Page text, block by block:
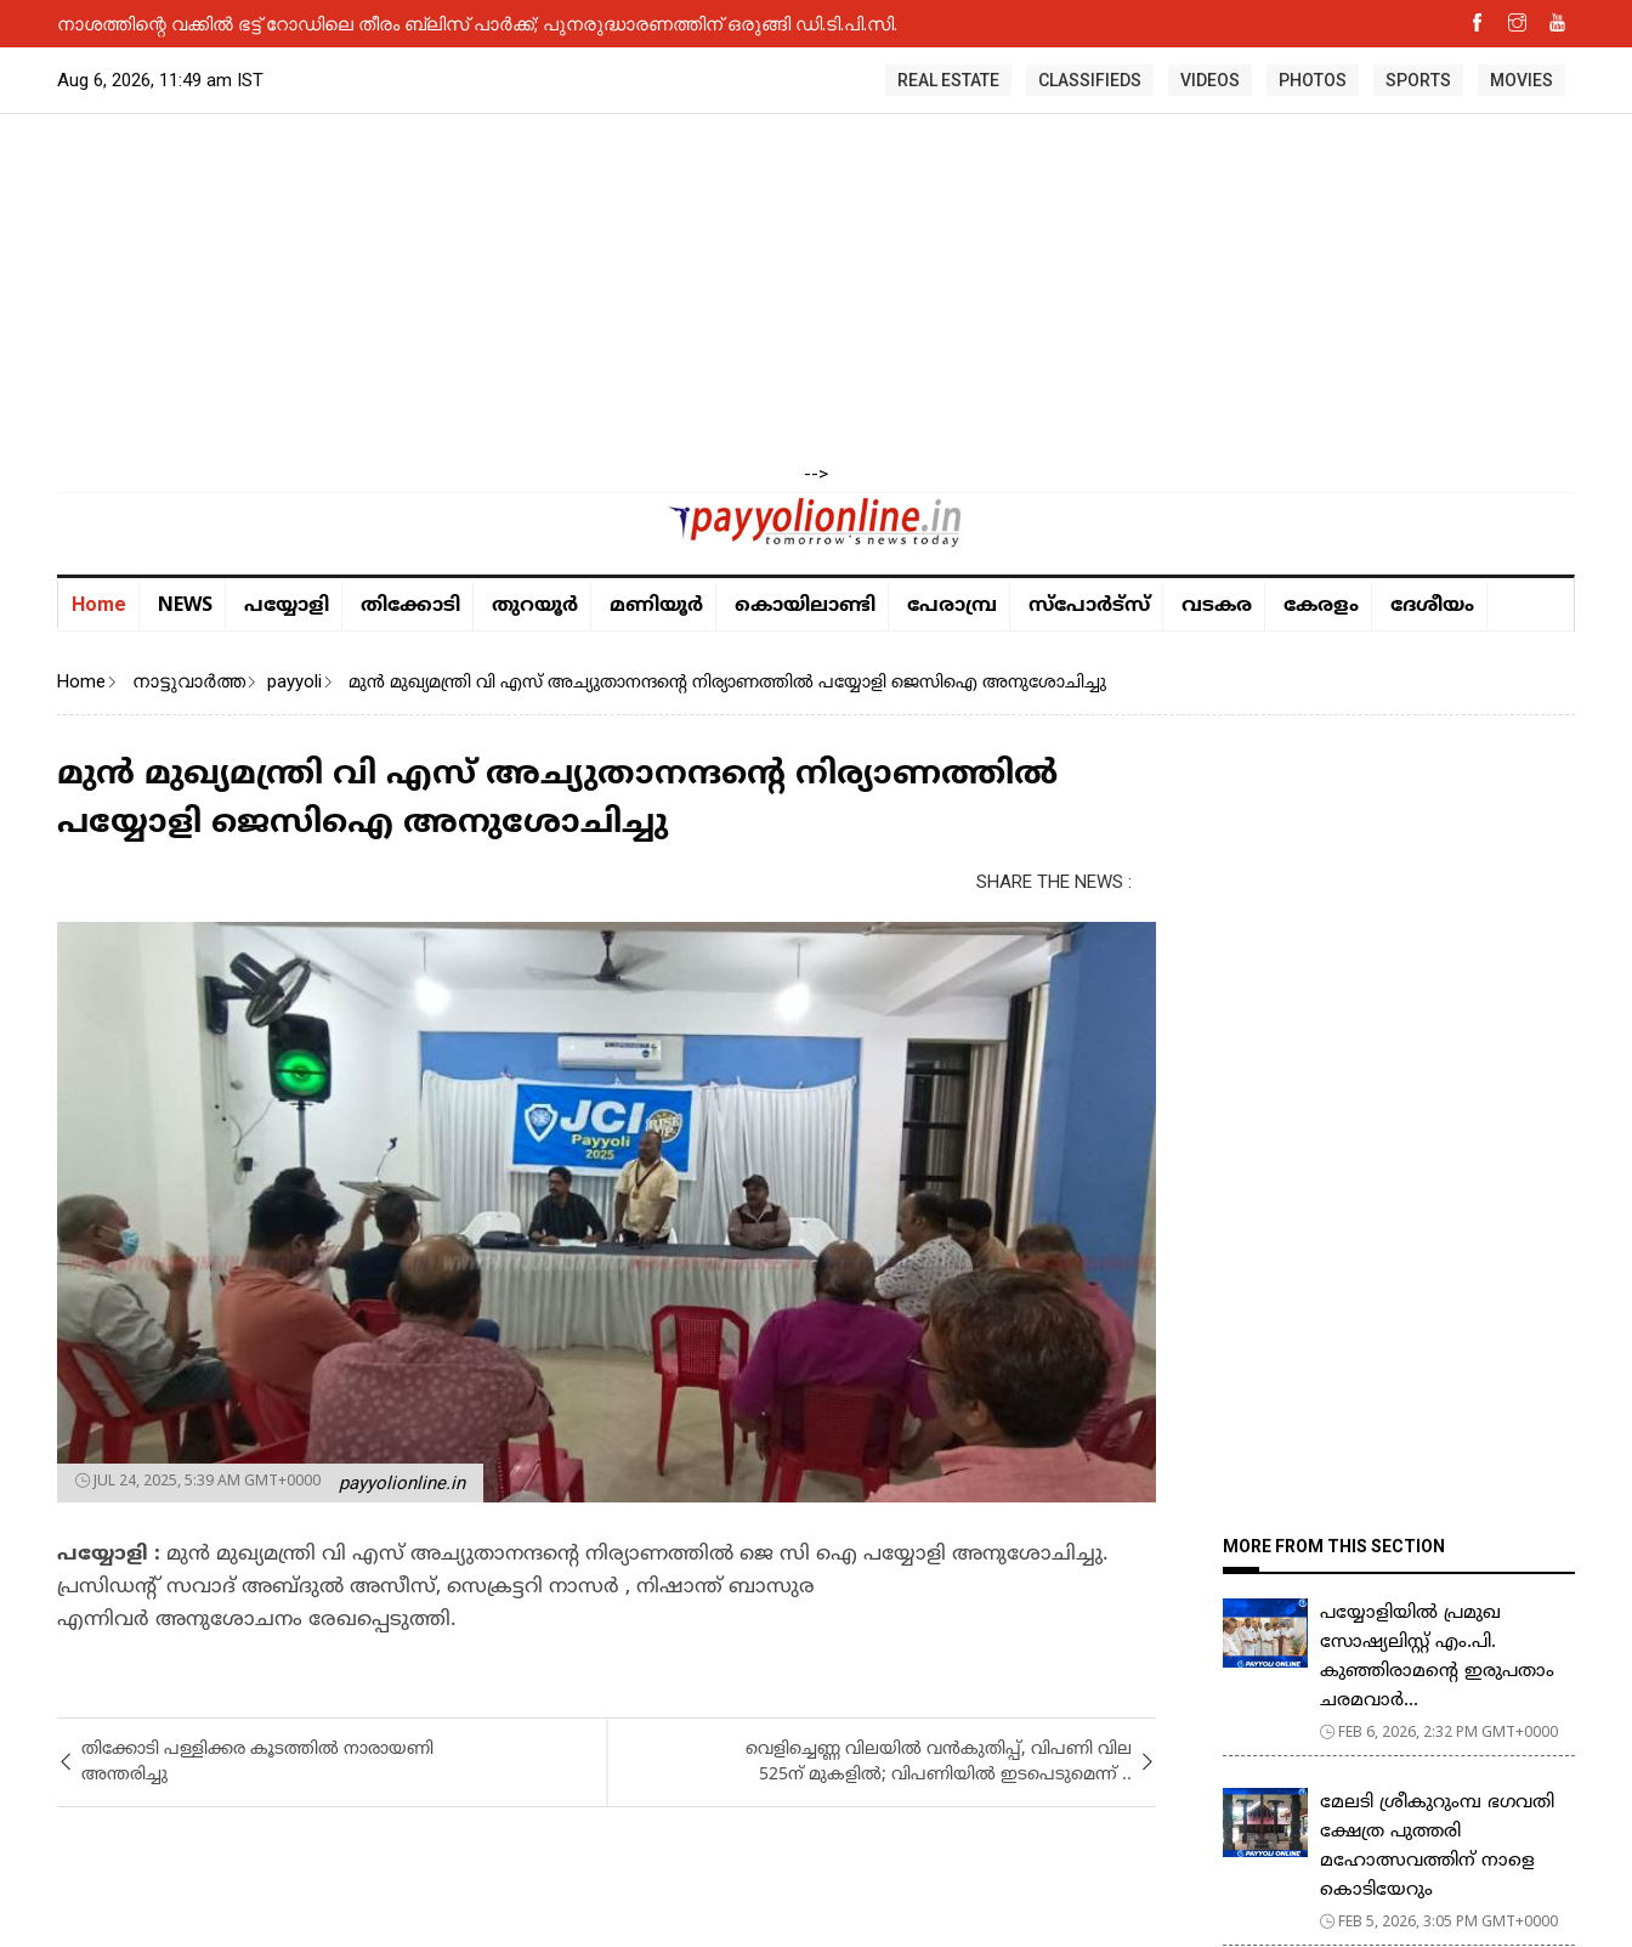
നാശത്തിന്റെ വക്കിൽ ഭട്ട് റോഡിലെ തീരം ബ്ലിസ് പാർക്ക്; പുനരുദ്ധാരണത്തിന് ഒരുങ്ങി ഡി.ടി.പി.സി.
Aug 6, 2026, 11:49 am IST REAL ESTATE CLASSIFIEDS VIDEOS PHOTOS SPORTS MOVIES
-->
Home NEWS പയ്യോളി തിക്കോടി തുറയൂര്‍ മണിയൂര്‍ കൊയിലാണ്ടി പേരാമ്പ്ര സ്പോർട്സ് വടകര കേരളം ദേശീയം
Home നാട്ടുവാര്‍ത്ത payyoli മുൻ മുഖ്യമന്ത്രി വി എസ് അച്യുതാനന്ദന്റെ നിര്യാണത്തിൽ പയ്യോളി ജെസിഐ അനുശോചിച്ചു
മുൻ മുഖ്യമന്ത്രി വി എസ് അച്യുതാനന്ദന്റെ നിര്യാണത്തിൽ
പയ്യോളി ജെസിഐ അനുശോചിച്ചു
SHARE THE NEWS :
JUL 24, 2025, 5:39 AM GMT+0000 payyolionline.in
പയ്യോളി : മുൻ മുഖ്യമന്ത്രി വി എസ് അച്യുതാനന്ദന്റെ നിര്യാണത്തിൽ ജെ സി ഐ പയ്യോളി അനുശോചിച്ചു.
പ്രസിഡന്റ്‌ സവാദ് അബ്ദുൽ അസീസ്, സെക്രട്ടറി നാസർ , നിഷാന്ത് ബാസുര
എന്നിവർ അനുശോചനം രേഖപ്പെടുത്തി.
തിക്കോടി പള്ളിക്കര കൂടത്തിൽ നാരായണി
അന്തരിച്ചു
വെളിച്ചെണ്ണ വിലയിൽ വൻകുതിപ്പ്, വിപണി വില
525ന് മുകളിൽ; വിപണിയിൽ ഇടപെടുമെന്ന് ..
MORE FROM THIS SECTION
പയ്യോളിയിൽ പ്രമുഖ
സോഷ്യലിസ്റ്റ് എം.പി.
കുഞ്ഞിരാമന്റെ ഇരുപതാം
ചരമവാർ...
FEB 6, 2026, 2:32 PM GMT+0000
മേലടി ശ്രീകുറുംമ്പ ഭഗവതി
ക്ഷേത്ര പുത്തരി
മഹോത്സവത്തിന് നാളെ
കൊടിയേറും
FEB 5, 2026, 3:05 PM GMT+0000